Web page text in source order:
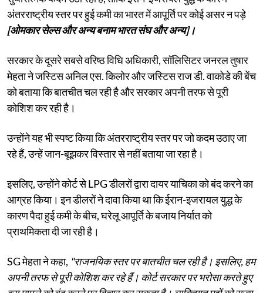
अंतरराष्ट्रीय स्तर पर हुई कमी का भारत में आपूर्ति पर कोई असर न पड़े
[ओमकार सेल्स और अन्य बनाम भारत संघ और अन्य]।
सरकार के दूसरे सबसे वरिष्ठ विधि अधिकारी, सॉलिसिटर जनरल तुषार
मेहता ने जस्टिस अनिल एस. किलोर और जस्टिस राज डी. वाकोडे की बेंच
को बताया कि बातचीत चल रही है और सरकार अपनी तरफ से पूरी
कोशिश कर रही है।
उन्होंने यह भी स्पष्ट किया कि अंतरराष्ट्रीय स्तर पर जो कदम उठाए जा
रहे हैं, उन्हें जान-बूझकर विस्तार से नहीं बताया जा रहा है।
इसलिए, उन्होंने कोर्ट से LPG डीलरों द्वारा दायर याचिका को बंद करने का
आग्रह किया। इन डीलरों ने दावा किया था कि ईरान-इजरायल युद्ध के
कारण पैदा हुई कमी के बीच, घरेलू आपूर्ति के बजाय निर्यात को
प्राथमिकता दी जा रही है।
SG मेहता ने कहा, "राजनयिक स्तर पर बातचीत चल रही है। इसलिए, हम
अपनी तरफ से पूरी कोशिश कर रहे हैं। कोर्ट सरकार पर भरोसा करते हुए